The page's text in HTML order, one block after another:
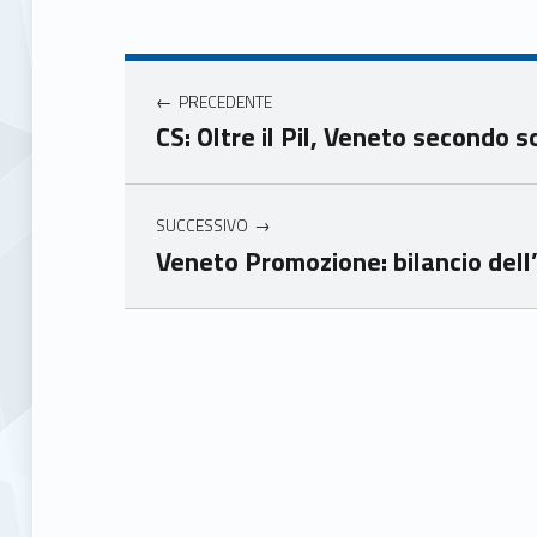
Unio
mer
e
Unio
e
Navigazione articoli
PRECEDENTE
CS: Oltre il Pil, Veneto secondo
SUCCESSIVO
Veneto Promozione: bilancio
Skip back to main navigation